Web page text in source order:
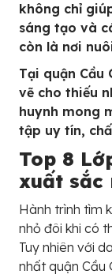
không chỉ
sáng tạo và
còn là nơi
Tại quận Cầu
vẽ cho thiếu
huynh mong
tập uy tín,
Top 8
xuất sắc
Hành trình tìm
nhỏ đôi khi có
Tuy nhiên với
nhất quận Cầu